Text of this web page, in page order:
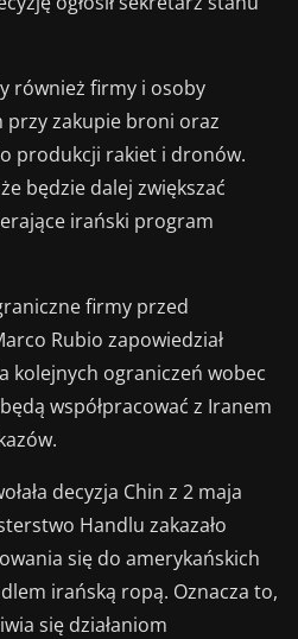
również firmy i osoby
przy zakupie broni oraz
produkcji rakiet i dronów.
będzie dalej zwiększać
irański program
firmy przed
Rubio zapowiedział
kolejnych ograniczeń wobec
współpracować z Iranem
decyzja Chin z 2 maja
Handlu zakazało
się do amerykańskich
irańską ropą. Oznacza to,
się działaniom